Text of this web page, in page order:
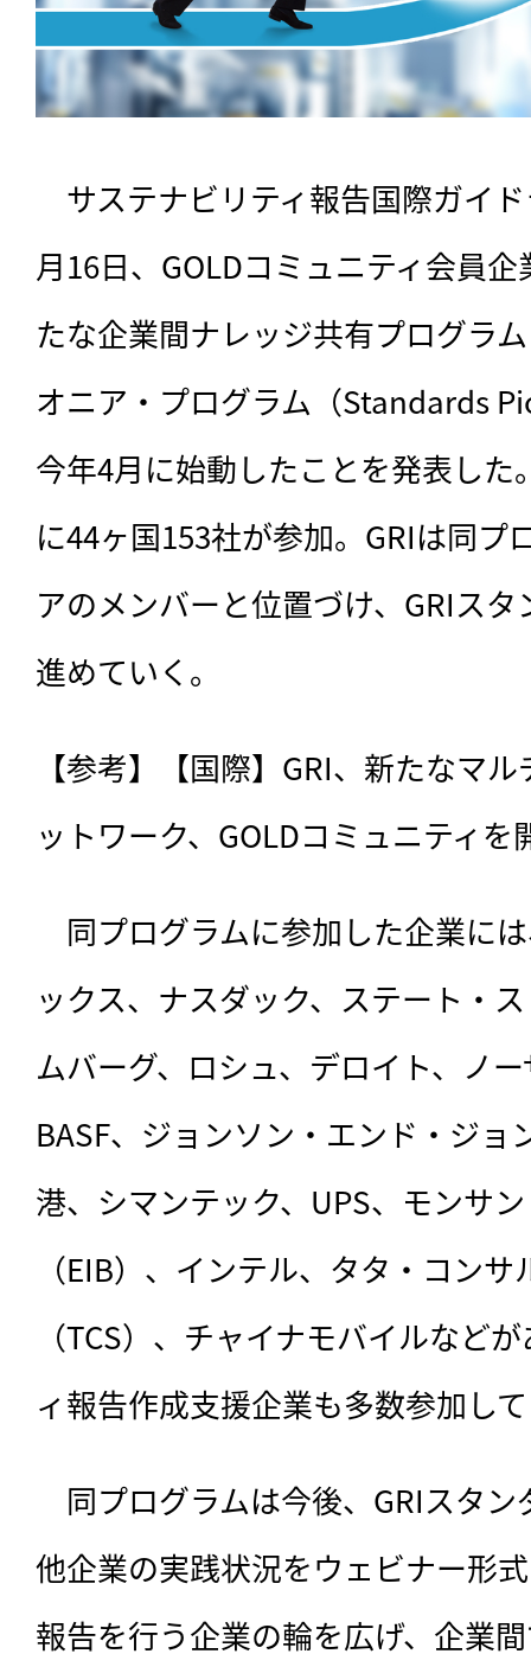
サステナビリティ報告国際ガイ
月16日、GOLDコミュニティ会員
たな企業間ナレッジ共有プログラ
オニア・プログラム（Standards
今年4月に始動したことを発表した
に44ヶ国153社が参加。GRIは同プ
アのメンバーと位置づけ、GRIス
進めていく。
【参考】【国際】GRI、新たなマ
ットワーク、GOLDコミュニティ
同プログラムに参加した企業に
ックス、ナスダック、ステート・
ムバーグ、ロシュ、デロイト、ノ
BASF、ジョンソン・エンド・ジョ
港、シマンテック、UPS、モンサ
（EIB）、インテル、タタ・コン
（TCS）、チャイナモバイルなど
ィ報告作成支援企業も多数参加し
同プログラムは今後、GRIスタン
他企業の実践状況をウェビナー形
報告を行う企業の輪を広げ、企業